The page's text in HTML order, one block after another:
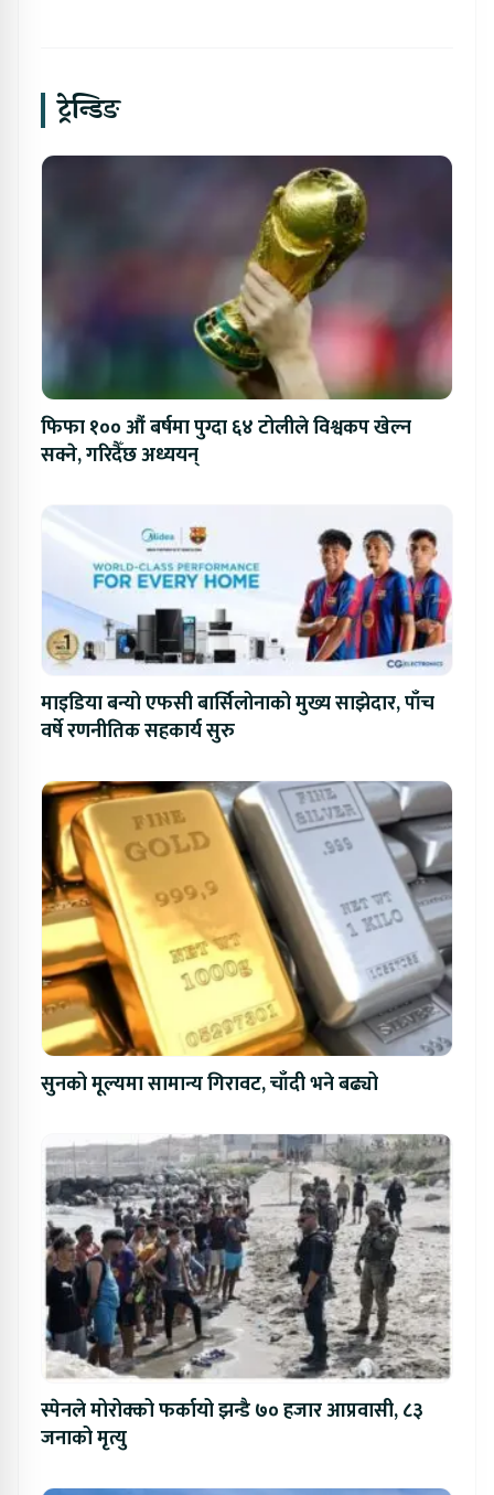
ट्रेन्डिङ
फिफा १०० औं बर्षमा पुग्दा ६४ टोलीले विश्वकप खेल्न
सक्ने, गरिदैँछ अध्ययन्
माइडिया बन्यो एफसी बार्सिलोनाको मुख्य साझेदार, पाँच
वर्षे रणनीतिक सहकार्य सुरु
सुनको मूल्यमा सामान्य गिरावट, चाँदी भने बढ्यो
स्पेनले मोरोक्को फर्कायो झन्डै ७० हजार आप्रवासी, ८३
जनाको मृत्यु